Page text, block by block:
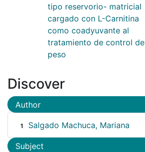
tipo reservorio- matricial
cargado con L-Carnitina
como coadyuvante al
tratamiento de control de
peso
Discover
Author
1 Salgado Machuca, Mariana
Subject